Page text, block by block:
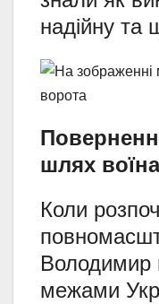
надійну та
шлях воїна
Коли
Володимир
межами